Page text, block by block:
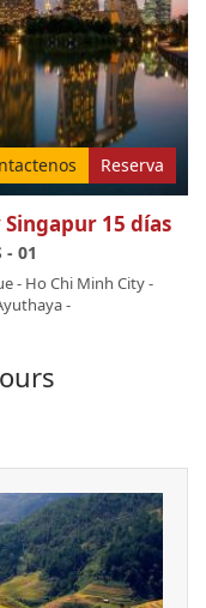
Reserva
15 días
- 01
- Ho Chi Minh City-
-